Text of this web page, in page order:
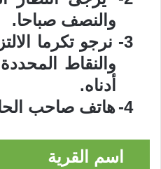
والنصف صباحا.
3-
نرجو تكرما
والنقاط
أدناه.
4- هاتف صاحب الحافلة:
اسم القرية